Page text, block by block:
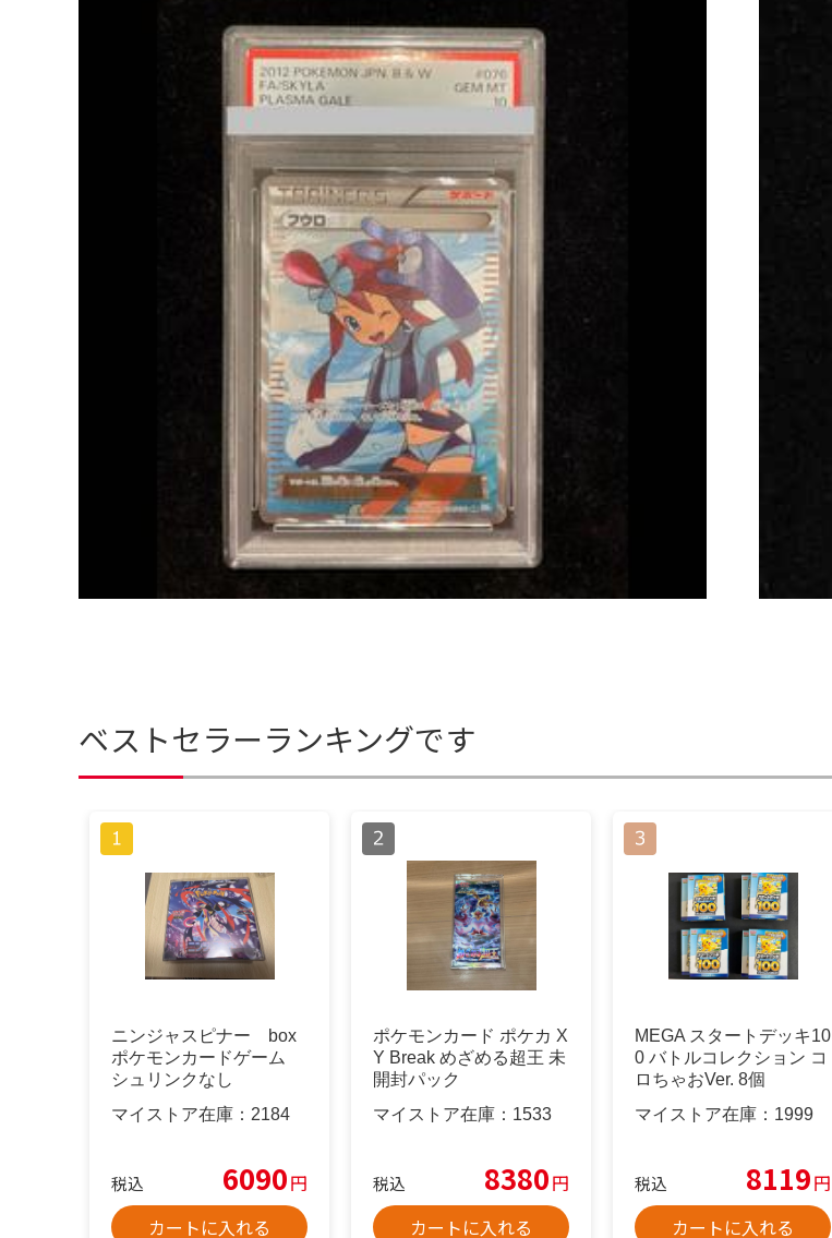
ベストセラーランキングです
ニンジャスピナー box
ポケモンカードゲーム
シュリンクなし
マイストア在庫： 2184
税込 6090円
カートに入れる
ポケモンカード ポケカ X
Y Break めざめる超王 未
開封パック
マイストア在庫： 1533
税込 8380円
カートに入れる
MEGA スタートデッキ10
0 バトルコレクション コ
ロちゃおVer. 8個
マイストア在庫： 1999
税込 8119円
カートに入れる